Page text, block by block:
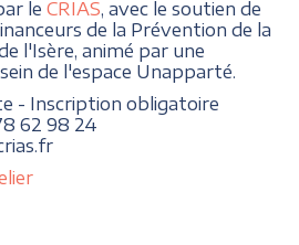
leCRIAS , avec le soutien de
de la Prévention de la
l'Isère, animé par une
de l'espace Unapparté.
- Inscription obligatoire
62 98 24